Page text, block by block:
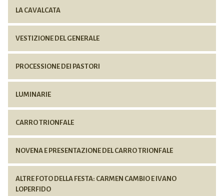
LA CAVALCATA
VESTIZIONE DEL GENERALE
PROCESSIONE DEI PASTORI
LUMINARIE
CARRO TRIONFALE
NOVENA E PRESENTAZIONE DEL CARRO TRIONFALE
ALTRE FOTO DELLA FESTA: CARMEN CAMBIO E IVANO
LOPERFIDO